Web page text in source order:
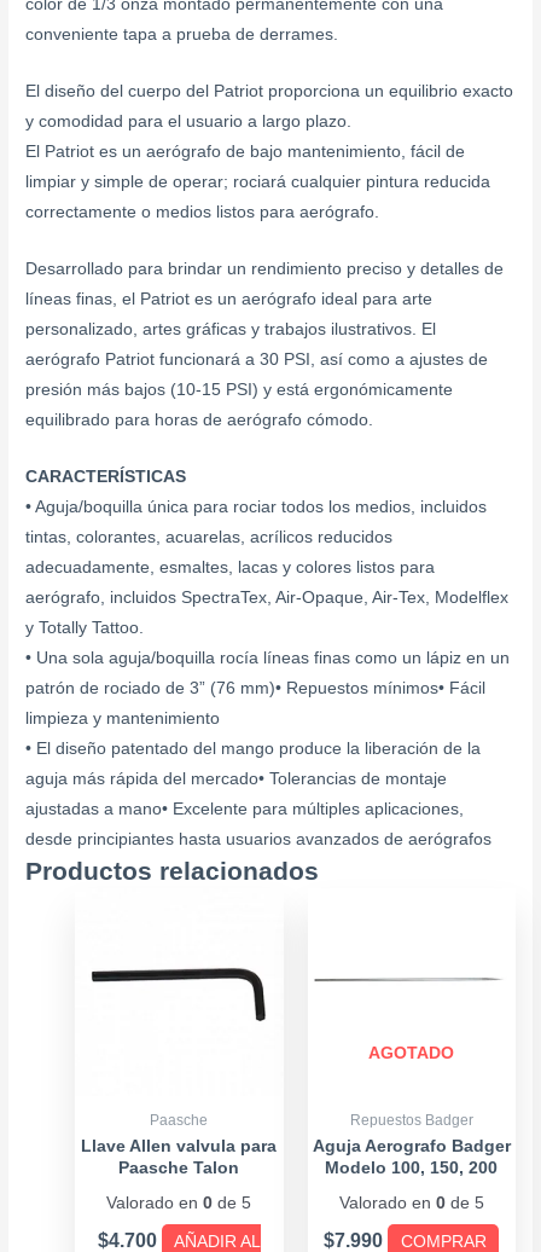
color de 1/3 onza montado permanentemente con una
conveniente tapa a prueba de derrames.
El diseño del cuerpo del Patriot proporciona un equilibrio exacto
y comodidad para el usuario a largo plazo.
El Patriot es un aerógrafo de bajo mantenimiento, fácil de
limpiar y simple de operar; rociará cualquier pintura reducida
correctamente o medios listos para aerógrafo.
Desarrollado para brindar un rendimiento preciso y detalles de
líneas finas, el Patriot es un aerógrafo ideal para arte
personalizado, artes gráficas y trabajos ilustrativos. El
aerógrafo Patriot funcionará a 30 PSI, así como a ajustes de
presión más bajos (10-15 PSI) y está ergonómicamente
equilibrado para horas de aerógrafo cómodo.
CARACTERÍSTICAS
• Aguja/boquilla única para rociar todos los medios, incluidos
tintas, colorantes, acuarelas, acrílicos reducidos
adecuadamente, esmaltes, lacas y colores listos para
aerógrafo, incluidos SpectraTex, Air-Opaque, Air-Tex, Modelflex
y Totally Tattoo.
• Una sola aguja/boquilla rocía líneas finas como un lápiz en un
patrón de rociado de 3” (76 mm)• Repuestos mínimos• Fácil
limpieza y mantenimiento
• El diseño patentado del mango produce la liberación de la
aguja más rápida del mercado•Tolerancias de montaje
ajustadas a mano• Excelente para múltiples aplicaciones,
desde principiantes hasta usuarios avanzados de aerógrafos
Productos relacionados
Paasche
Llave Allen valvula para
Paasche Talon
Valorado en0 de 5
$4.700
AÑADIR AL
AGOTADO
Repuestos Badger
Aguja Aerografo Badger
Modelo 100, 150, 200
Valorado en 0de 5
$7.990 COMPRAR
elegir
la